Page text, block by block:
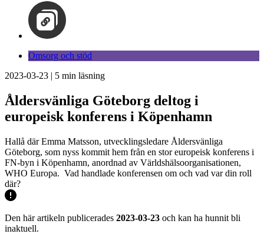
Omsorg och stöd
2023-03-23 | 5 min läsning
Åldersvänliga Göteborg deltog i
europeisk konferens i Köpenhamn
Hallå där Emma Matsson, utvecklingsledare Åldersvänliga
Göteborg, som nyss kommit hem från en stor europeisk konferens i
FN-byn i Köpenhamn, anordnad av Världshälsoorganisationen,
WHO Europa. Vad handlade konferensen om och vad var din roll
där?
Den här artikeln publicerades 2023-03-23 och kan ha hunnit bli
inaktuell.